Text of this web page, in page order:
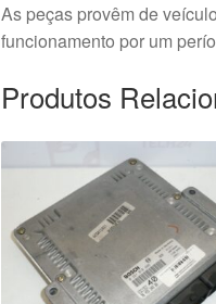
As peças provêm de
funcionamento por um
Produtos